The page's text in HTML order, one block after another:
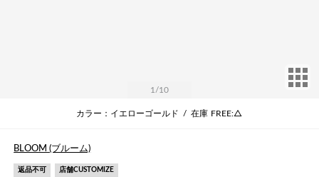
1 /10
カラー：イエローゴールド / 在庫 FREE:△
BLOOM (ブルーム)
返品不可 店舗CUSTOMIZE